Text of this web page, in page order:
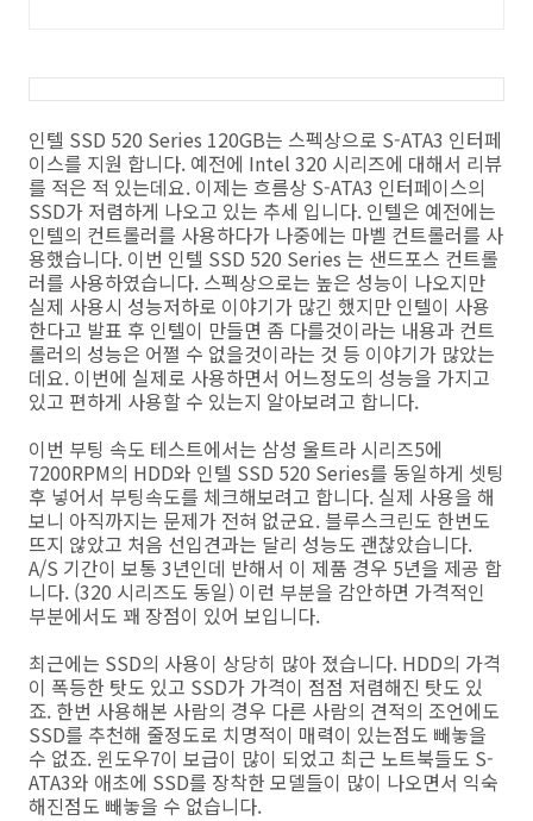
인텔 SSD 520 Series 120GB는 스펙상으로 S-ATA3 인터페
이스를 지원 합니다. 예전에 Intel 320 시리즈에 대해서 리뷰
를 적은 적 있는데요. 이제는 흐름상 S-ATA3 인터페이스의
SSD가 저렴하게 나오고 있는 추세 입니다. 인텔은 예전에는
인텔의 컨트롤러를 사용하다가 나중에는 마벨 컨트롤러를 사
용했습니다. 이번 인텔 SSD 520 Series 는 샌드포스 컨트롤
러를 사용하였습니다. 스펙상으로는 높은 성능이 나오지만
실제 사용시 성능저하로 이야기가 많긴 했지만 인텔이 사용
한다고 발표 후 인텔이 만들면 좀 다를것이라는 내용과 컨트
롤러의 성능은 어쩔 수 없을것이라는 것 등 이야기가 많았는
데요. 이번에 실제로 사용하면서 어느정도의 성능을 가지고
있고 편하게 사용할 수 있는지 알아보려고 합니다.
이번 부팅 속도 테스트에서는 삼성 울트라 시리즈5에
7200RPM의 HDD와 인텔 SSD 520 Series를 동일하게 셋팅
후 넣어서 부팅속도를 체크해보려고 합니다. 실제 사용을 해
보니 아직까지는 문제가 전혀 없군요. 블루스크린도 한번도
뜨지 않았고 처음 선입견과는 달리 성능도 괜찮았습니다.
A/S 기간이 보통 3년인데 반해서 이 제품 경우 5년을 제공 합
니다. (320 시리즈도 동일) 이런 부분을 감안하면 가격적인
부분에서도 꽤 장점이 있어 보입니다.
최근에는 SSD의 사용이 상당히 많아 졌습니다. HDD의 가격
이 폭등한 탓도 있고 SSD가 가격이 점점 저렴해진 탓도 있
죠. 한번 사용해본 사람의 경우 다른 사람의 견적의 조언에도
SSD를 추천해 줄정도로 치명적이 매력이 있는점도 빼놓을
수 없죠. 윈도우7이 보급이 많이 되었고 최근 노트북들도 S-
ATA3와 애초에 SSD를 장착한 모델들이 많이 나오면서 익숙
해진점도 빼놓을 수 없습니다.